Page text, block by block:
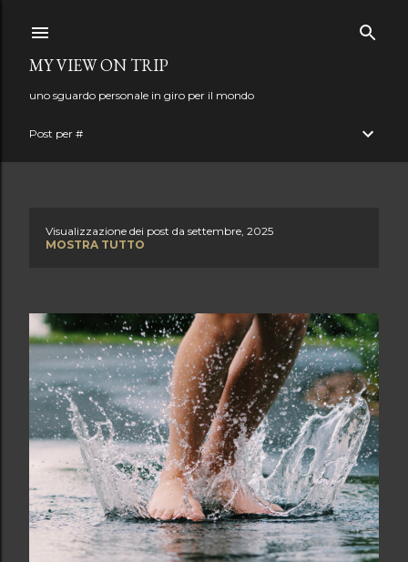
MY VIEW ON TRIP
uno sguardo personale in giro per il mondo
Post per #
s
t
Visualizzazione dei post da settembre, 2025
MOSTRA TUTTO